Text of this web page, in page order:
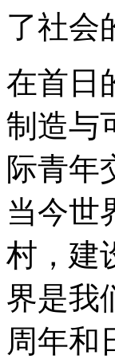
了社会
在首日
制造与
际青年
当今世
村，建
界是我
周年和